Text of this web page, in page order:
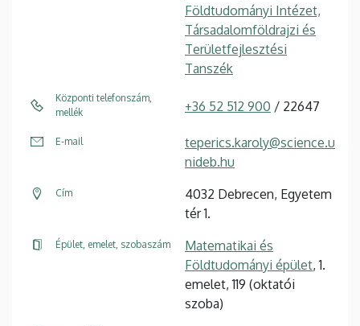
Földtudományi Intézet,
Társadalomföldrajzi és
Területfejlesztési
Tanszék
Központi telefonszám,
mellék
+36 52 512 900 / 22647
E-mail
teperics.karoly@science.u
nideb.hu
Cím
4032 Debrecen, Egyetem
tér 1.
Épület, emelet, szobaszám
Matematikai és
Földtudományi épület, 1.
emelet, 119 (oktatói
szoba)